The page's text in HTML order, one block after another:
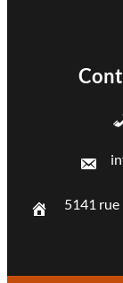
5141 rue